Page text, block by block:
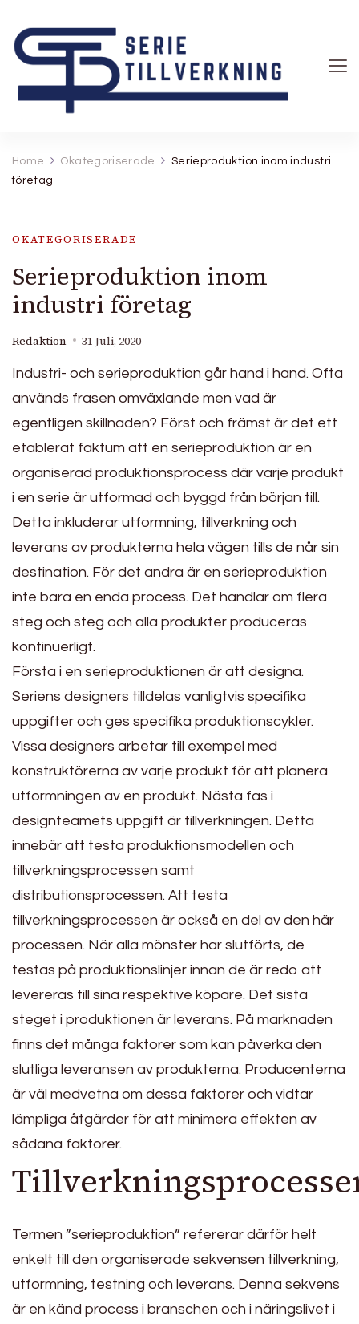
Home Okategoriserade
Serieproduktion inom industri
företag
OKATEGORISERADE
Serieproduktion inom
industri företag
Redaktion 31 Juli, 2020
Industri- och serieproduktion går hand i hand. Ofta
används frasen omväxlande men vad är
egentligen skillnaden? Först och främst är det ett
etablerat faktum att en serieproduktion är en
organiserad produktionsprocess där varje produkt
i en serie är utformad och byggd från början till.
Detta inkluderar utformning, tillverkning och
leverans av produkterna hela vägen tills de når sin
destination. För det andra är en serieproduktion
inte bara en enda process. Det handlar om flera
steg och steg och alla produkter produceras
kontinuerligt.
Första i en serieproduktionen är att designa.
Seriens designers tilldelas vanligtvis specifika
uppgifter och ges specifika produktionscykler.
Vissa designers arbetar till exempel med
konstruktörerna av varje produkt för att planera
utformningen av en produkt. Nästa fas i
designteamets uppgift är tillverkningen. Detta
innebär att testa produktionsmodellen och
tillverkningsprocessen samt
distributionsprocessen. Att testa
tillverkningsprocessen är också en del av den här
processen. När alla mönster har slutförts, de
testas på produktionslinjer innan de är redo att
levereras till sina respektive köpare. Det sista
steget i produktionen är leverans. På marknaden
finns det många faktorer som kan påverka den
slutliga leveransen av produkterna. Producenterna
är väl medvetna om dessa faktorer och vidtar
lämpliga åtgärder för att minimera effekten av
sådana faktorer.
Termen ”serieproduktion” refererar därför helt
enkelt till den organiserade sekvensen tillverkning,
utformning, testning och leverans. Denna sekvens
är en känd process i branschen och i näringslivet i